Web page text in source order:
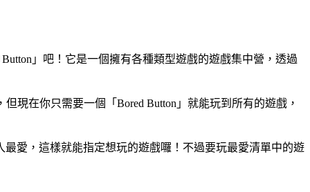
」吧！它是一個擁有各種類型遊戲的遊戲集中營，透過
現在你只需要一個「Bored Button」就能玩到所有的遊戲，
愛，這樣就能指定想玩的遊戲囉！不過要玩最愛清單中的遊